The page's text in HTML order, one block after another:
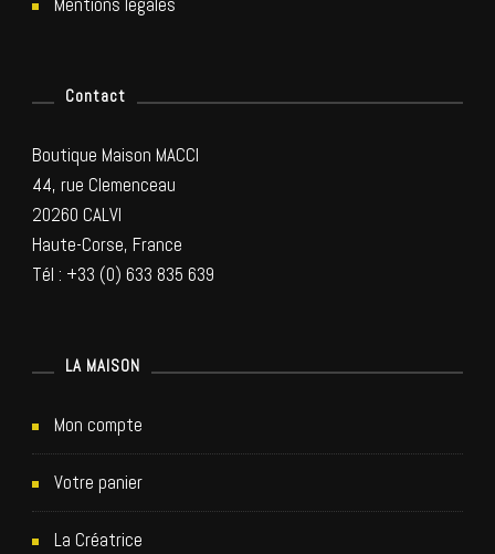
Contact
Boutique Maison MACCI
44, rue Clemenceau
20260 CALVI
Haute-Corse, France
Tél : +33 (0) 633 835 639
LA MAISON
Mon compte
Votre panier
La Créatrice